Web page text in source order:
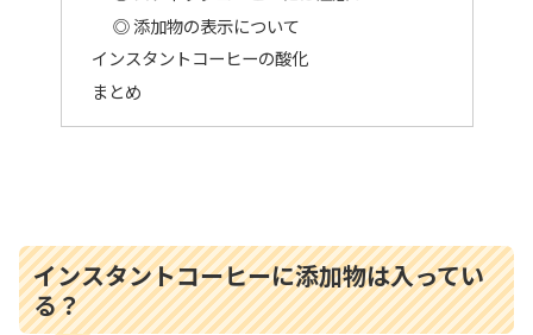
◎ 添加物の表示について
インスタントコーヒーの酸化
まとめ
インスタントコーヒーに添加物は入ってい
る？